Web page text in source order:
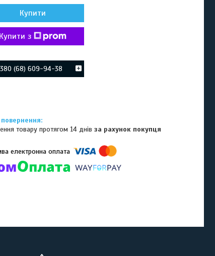
Купити
Купити з
(68) 609-94-38
товару протягом 14 днівза рахунок покупця